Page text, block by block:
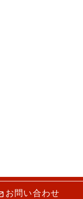
お問い合わせ